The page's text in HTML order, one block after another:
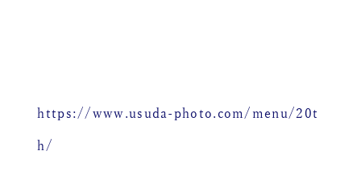
https://www.usuda-photo.com/menu/20t
h/